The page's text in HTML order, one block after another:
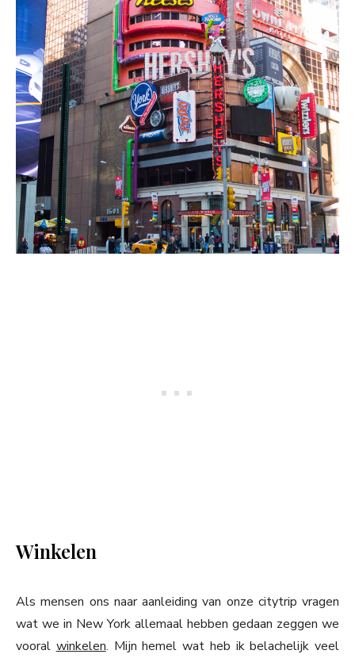
Winkelen
Als mensen ons naar aanleiding van onze citytrip vragen
wat we in New York allemaal hebben gedaan zeggen we
vooral winkelen. Mijn hemel wat heb ik belachelijk veel